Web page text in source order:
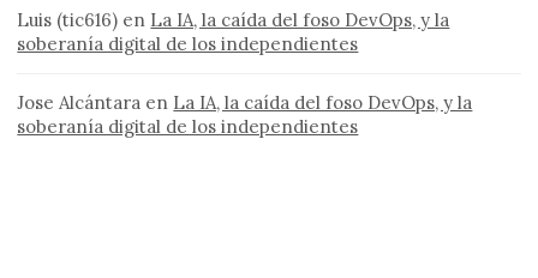
Luis (tic616) en La IA, la caída del foso DevOps, y la
soberanía digital de los independientes
Jose Alcántara en La IA, la caída del foso DevOps, y la
soberanía digital de los independientes